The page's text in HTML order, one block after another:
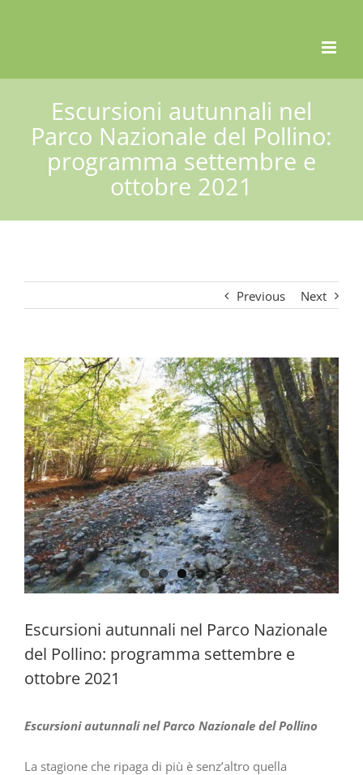
Escursioni autunnali nel
Parco Nazionale del Pollino:
programma settembre e
ottobre 2021
Previous Next
Escursioni autunnali nel Parco Nazionale
del Pollino: programma settembre e
ottobre 2021
Escursioni autunnali nel Parco Nazionale del Pollino
La stagione che ripaga di più è senz’altro quella